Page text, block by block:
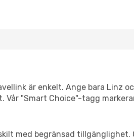
är enkelt. Ange bara Linz
"Smart Choice"-tagg
med begränsad